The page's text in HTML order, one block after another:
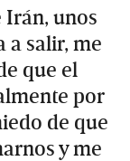
Irán, unos
a salir, me
que el
por
de que
y me